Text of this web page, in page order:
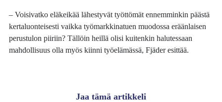
– Voisivatko eläkeikää lähestyvät työttömät ennemminkin päästä
kertaluonteisesti vaikka työmarkkinatuen muodossa eräänlaisen
perustulon piiriin? Tällöin heillä olisi kuitenkin halutessaan
mahdollisuus olla myös kiinni työelämässä, Fjäder esittää.
Jaa tämä artikkeli